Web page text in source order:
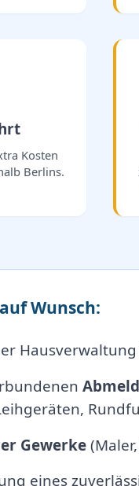
Kosten
Berlins.
Wunsch:
Gewerke
eines